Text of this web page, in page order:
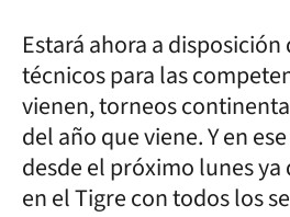
Estará ahora a
técnicos para las
vienen, torneos
del año que viene. Y en
desde el próximo lunes
en el Tigre con todos los